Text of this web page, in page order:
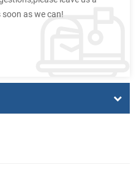
soon as we can!